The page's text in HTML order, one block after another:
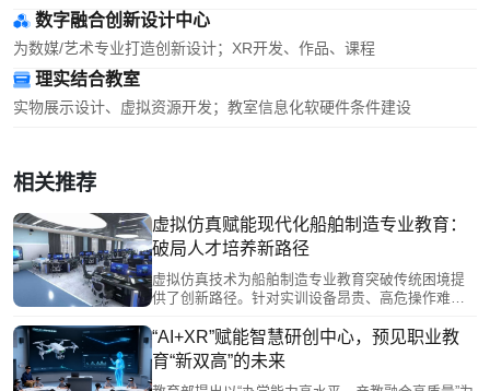
数字融合创新设计中心
为数媒/艺术专业打造创新设计；XR开发、作品、课程
理实结合教室
实物展示设计、虚拟资源开发；教室信息化软硬件条件建设
相关推荐
虚拟仿真赋能现代化船舶制造专业教育：
破局人才培养新路径
虚拟仿真技术为船舶制造专业教育突破传统困境提
供了创新路径。针对实训设备昂贵、高危操作难开
的船舶作业环境，使学生能在安全条件下反复练习
各类操作，低成本“虚拟拥有”大型设备，实现从驾
驶、轮机管理到装卸等全流程沉浸式实训。该技术
“AI+XR”赋能智慧研创中心，预见职业教
育“新双高”的未来